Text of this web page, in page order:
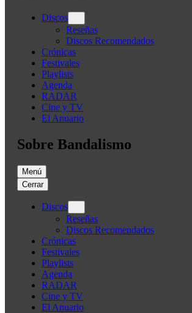
Discos
Reseñas
Discos Recomendados
Crónicas
Festivales
Playlists
Agenda
RADAR
Cine y TV
El Anuario
Sobre Bandalismo
Menú
Cerrar
Discos
Reseñas
Discos Recomendados
Crónicas
Festivales
Playlists
Agenda
RADAR
Cine y TV
El Anuario